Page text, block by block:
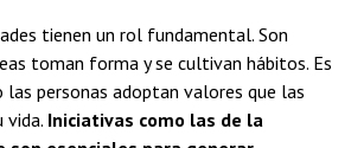
tienen un rol fundamental. Son
toman forma y se cultivan hábitos. Es
las personas adoptan valores que las
vida. Iniciativas como las de la